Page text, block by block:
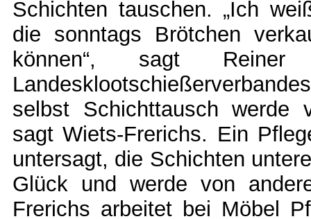
Schichten tauschen. „Ich
die sonntags Brötchen
können“, sagt Reiner
selbst Schichttausch werde
sagt Wiets-Frerichs. Ein
untersagt, die Schichten
Glück und werde von
Frerichs arbeitet bei Möbel